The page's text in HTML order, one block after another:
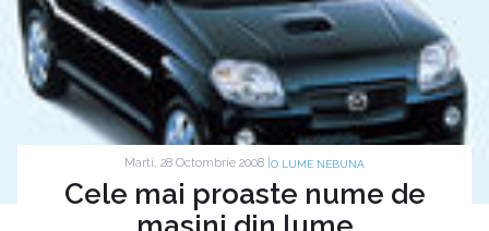
Marti, 28 Octombrie 2008 | O LUME NEBUNA
Cele mai proaste nume de